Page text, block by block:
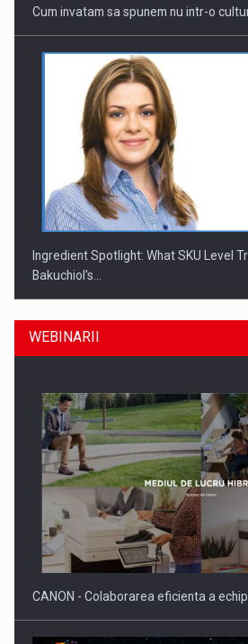
Cum invatam sa spunem nu intr-o
Ingredient Spotlight: What SKU Level
Bakuchiol's…
Producatorii si comerciantii care nu se
reglementari…
WEBINARII
CANON - Colaborarea eficienta a